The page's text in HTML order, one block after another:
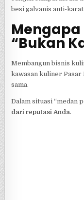
besi galvanis anti-
Mengapa
“Bukan
Membangun bisnis
kawasan kuliner Pasar
sama.
Dalam situasi “medan
dari reputasi Anda.